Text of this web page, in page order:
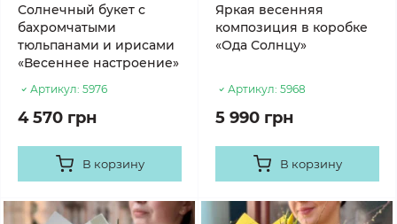
Солнечный букет с
бахромчатыми
тюльпанами и ирисами
«Весеннее настроение»
Артикул: 5976
4 570 грн
В корзину
Яркая весенняя
композиция в коробке
«Ода Солнцу»
Артикул: 5968
5 990 грн
В корзину